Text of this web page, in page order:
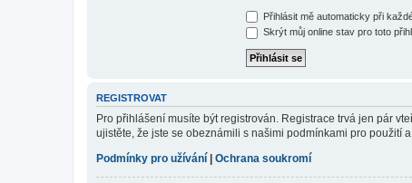
Přihlásit mě automaticky při
Skrýt můj online stav pro toto
REGISTROVAT
Pro přihlášení musíte být registrován. Registrace trvá jen pár
ujistěte, že jste se obeznámili s našimi podmínkami pro použití
Podmínky pro užívání
Ochrana soukromí